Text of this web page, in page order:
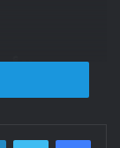
المحور
السلطان
فيسبوك